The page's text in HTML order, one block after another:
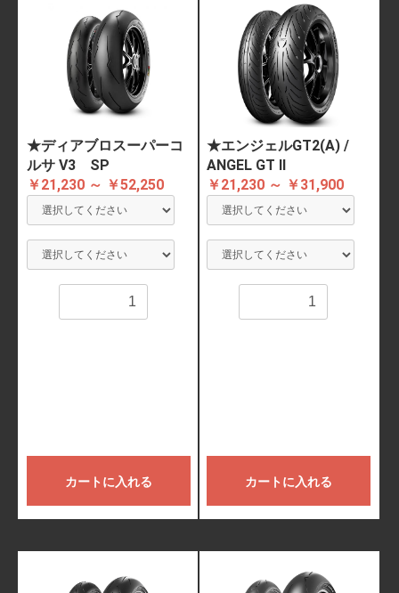
★ディアブロスーパーコ
ルサ V3 SP
￥21,230 ～ ￥52,250
カートに入れる
★エンジェルGT2(A) /
ANGEL GT II
￥21,230 ～ ￥31,900
カートに入れる